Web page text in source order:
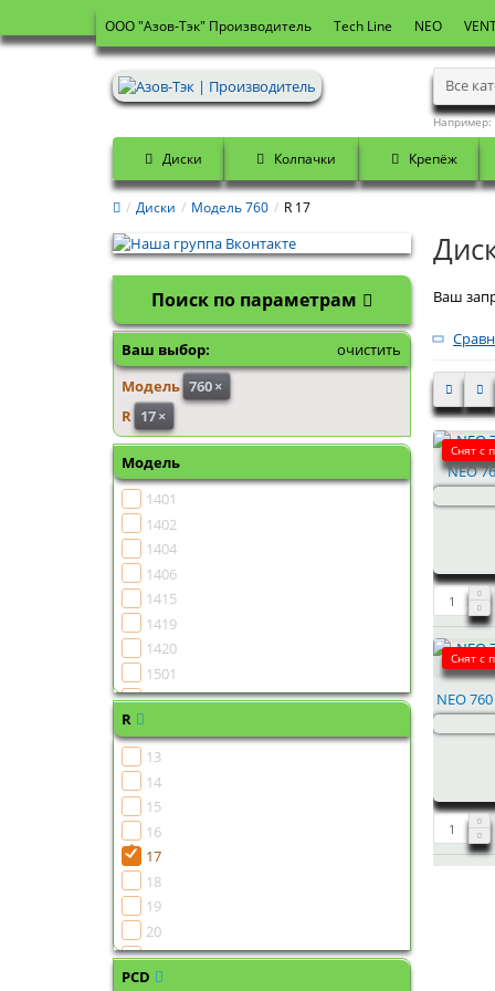
OOO "Азов-Тэк" Производитель Tech Line NEO
Все
Например:
Диски Колпачки Крепёж
Диски Модель 760 R 17
Поиск по параметрам
Ваш выбор:
очистить
Модель 760×
R 17×
Модель
1401
1402
1404
1406
1415
1419
1420
1501
1502
1505
1507
1510
1513
1516
1518
R
13
14
15
16
17
18
19
20
21
22
PCD
Ваш
Снят с
NEO
Снят с
NEO